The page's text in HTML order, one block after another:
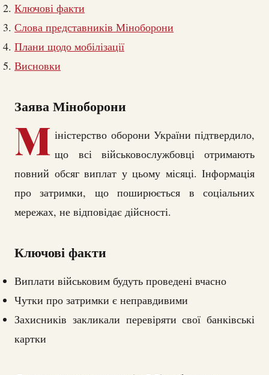
Ключові факти
Слова представників Міноборони
Плани щодо мобілізації
Висновки
Заява Міноборони
М іністерство оборони України підтвердило,
що всі військовослужбовці отримають
повний обсяг виплат у цьому місяці. Інформація
про затримки, що поширюється в соціальних
мережах, не відповідає дійсності.
Ключові факти
Виплати військовим будуть проведені вчасно
Чутки про затримки є неправдивими
Захисників закликали перевіряти свої банківські
картки